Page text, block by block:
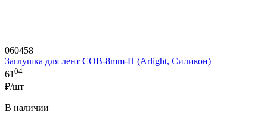
060458
Заглушка для лент COB-8mm-H (Arlight, Силикон)
6104
₽/шт
В наличии